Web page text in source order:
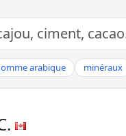
arabique minéraux